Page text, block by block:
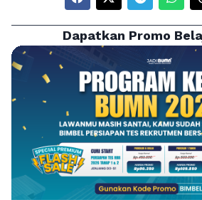
Dapatkan Promo